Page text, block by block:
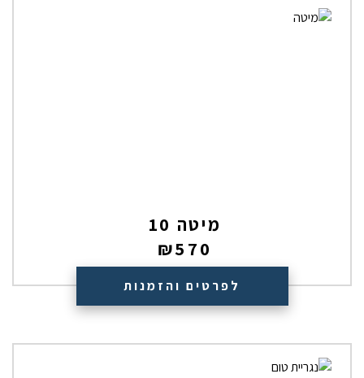
מיטה 10
₪570
לפרטים והזמנות